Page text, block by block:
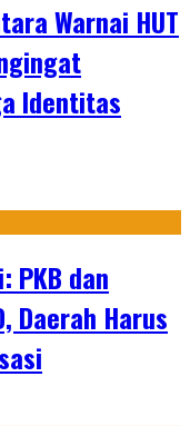
Warnai HUT
Identitas
PKB dan
Daerah Harus